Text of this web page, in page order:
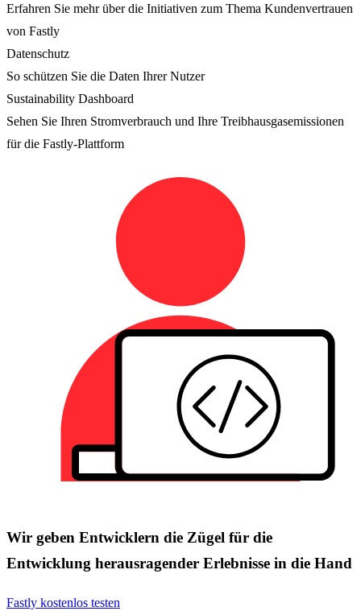
Erfahren Sie mehr über die Initiativen zum Thema Kundenvertrauen
von Fastly
Datenschutz
So schützen Sie die Daten Ihrer Nutzer
Sustainability Dashboard
Sehen Sie Ihren Stromverbrauch und Ihre Treibhausgasemissionen
für die Fastly-Plattform
Wir geben Entwicklern die Zügel für die
Entwicklung herausragender Erlebnisse in die Hand
Fastly kostenlos testen